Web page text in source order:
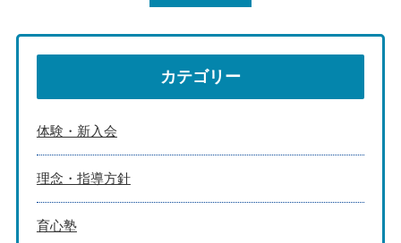
カテゴリー
体験・新入会
理念・指導方針
育心塾